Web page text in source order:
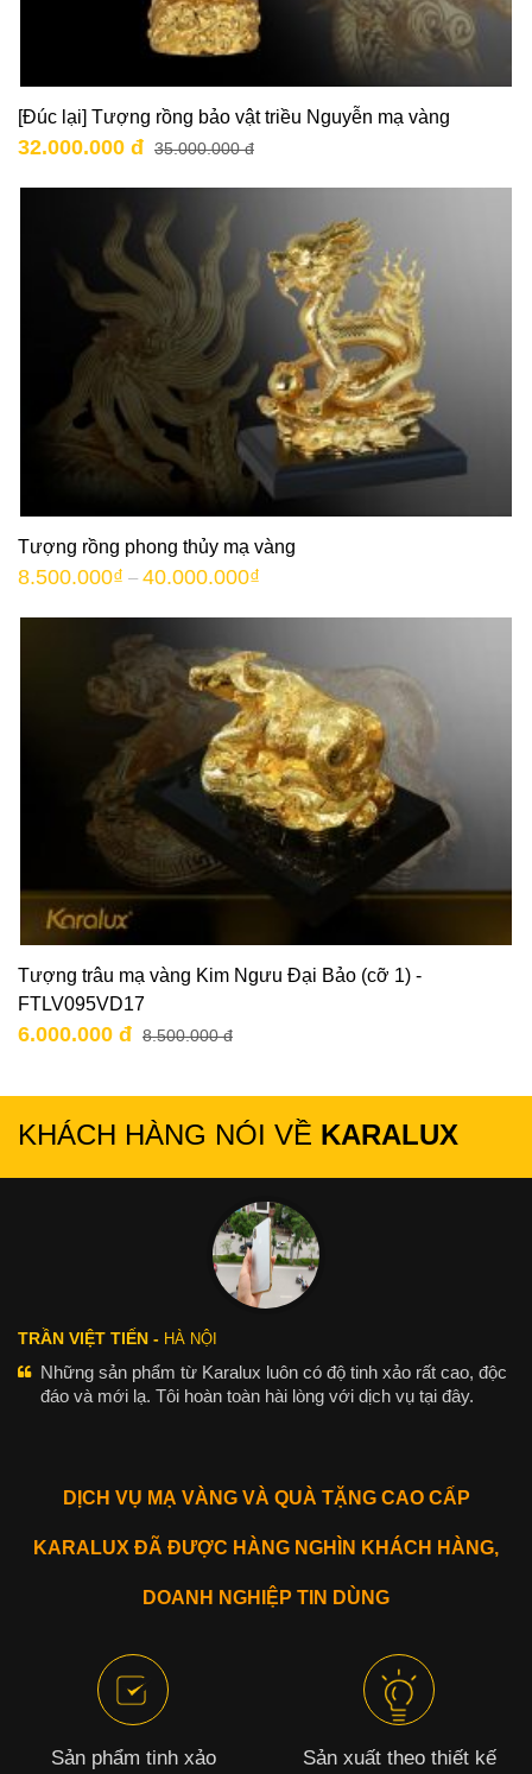
[Đúc lại] Tượng rồng bảo vật triều Nguyễn mạ vàng
32.000.000 đ 35.000.000 đ
Tượng rồng phong thủy mạ vàng
8.500.000₫ – 40.000.000₫
Tượng trâu mạ vàng Kim Ngưu Đại Bảo (cỡ 1) -
FTLV095VD17
6.000.000 đ 8.500.000 đ
KHÁCH HÀNG NÓI VỀ KARALUX
TRẦN VIỆT TIẾN - HÀ NỘI
Những sản phẩm từ Karalux luôn có độ tinh xảo rất cao, độc
đáo và mới lạ. Tôi hoàn toàn hài lòng với dịch vụ tại đây.
DỊCH VỤ MẠ VÀNG VÀ QUÀ TẶNG CAO CẤP
KARALUX ĐÃ ĐƯỢC HÀNG NGHÌN KHÁCH HÀNG,
DOANH NGHIỆP TIN DÙNG
Sản phẩm tinh xảo
Sản xuất theo thiết kế